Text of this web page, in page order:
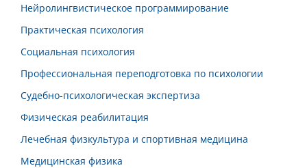
Нейролингвистическое программирование
Практическая психология
Социальная психология
Профессиональная переподготовка по психологии
Судебно-психологическая экспертиза
Физическая реабилитация
Лечебная физкультура и спортивная медицина
Медицинская физика